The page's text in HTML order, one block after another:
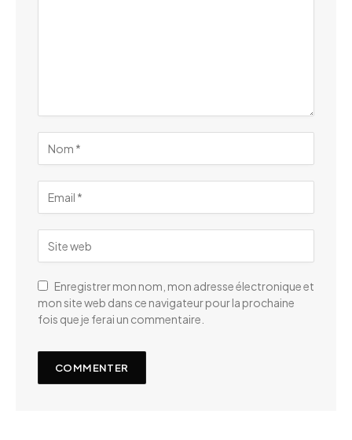
Enregistrer mon nom, mon adresse électronique et
mon site web dans ce navigateur pour la prochaine
fois que je ferai un commentaire.